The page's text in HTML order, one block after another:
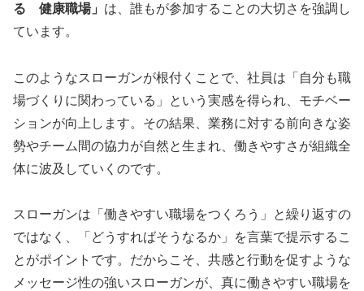
る 健康職場」 は、誰もが参加することの大切さを強調し
ています。
このようなスローガンが根付くことで、社員は「自分も職
場づくりに関わっている」という実感を得られ、モチベー
ションが向上します。その結果、業務に対する前向きな姿
勢やチーム間の協力が自然と生まれ、働きやすさが組織全
体に波及していくのです。
スローガンは「働きやすい職場をつくろう」と繰り返すの
ではなく、「どうすればそうなるか」を言葉で提示するこ
とがポイントです。だからこそ、共感と行動を促すような
メッセージ性の強いスローガンが、真に働きやすい職場を